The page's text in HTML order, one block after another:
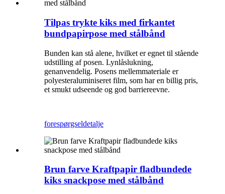
Tilpas trykte kiks med firkantet
bundpapirpose med stålbånd
Bunden kan stå alene, hvilket er egnet til stående
udstilling af posen. Lynlåslukning,
genanvendelig. Posens mellemmateriale er
polyesteraluminiseret film, som har en billig pris,
et smukt udseende og god barriereevne.
forespørgseldetalje
Brun farve Kraftpapir fladbundede
kiks snackpose med stålbånd